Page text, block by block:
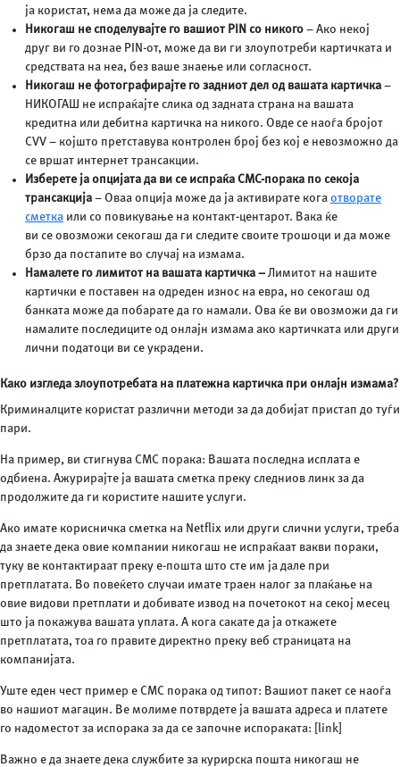
ја користат, нема да може да ја следите.
Никогаш не споделувајте го вашиот PIN со никого – Ако некој
друг ви го дознае PIN-от, може да ви ги злоупотреби картичката и
средствата на неа, без ваше знаење или согласност.
Никогаш не фотографирајте го задниот дел од вашата картичка –
НИКОГАШ не испраќајте слика од задната страна на вашата
кредитна или дебитна картичка на никого. Овде се наоѓа бројот
CVV – којшто претставува контролен број без кој е невозможно да
се вршат интернет трансакции.
Изберете ја опцијата да ви се испраќа СМС-порака по секоја
трансакција – Оваа опција може да ја активирате кога отворате
сметка или со повикување на контакт-центарот. Вака ќе
ви се овозможи секогаш да ги следите своите трошоци и да може
брзо да постапите во случај на измама.
Намалете го лимитот на вашата картичка – Лимитот на нашите
картички е поставен на одреден износ на евра, но секогаш од
банката може да побарате да го намали. Ова ќе ви овозможи да ги
намалите последиците од онлајн измама ако картичката или други
лични податоци ви се украдени.
Како изгледа злоупотребата на платежна картичка при онлајн измама?
Криминалците користат различни методи за да добијат пристап до туѓи
пари.
На пример, ви стигнува СМС порака: Вашата последна исплата е
одбиена. Ажурирајте ја вашата сметка преку следниов линк за да
продолжите да ги користите нашите услуги.
Ако имате корисничка сметка на Netflix или други слични услуги, треба
да знаете дека овие компании никогаш не испраќаат вакви пораки,
туку ве контактираат преку е-пошта што сте им ја дале при
претплатата. Во повеќето случаи имате траен налог за плаќање на
овие видови претплати и добивате извод на почетокот на секој месец
што ја покажува вашата уплата. А кога сакате да ја откажете
претплатата, тоа го правите директно преку веб страницата на
компанијата.
Уште еден чест пример е СМС порака од типот: Вашиот пакет се наоѓа
во нашиот магацин. Ве молиме потврдете ја вашата адреса и платете
го надоместот за испорака за да се започне испораката: [link]
Важно е да знаете дека службите за курирска пошта никогаш не